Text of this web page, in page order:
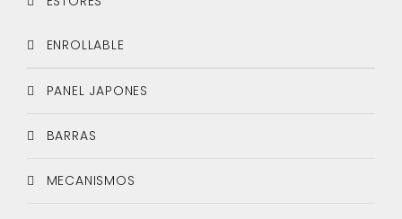
ENROLLABLE
PANEL JAPONES
BARRAS
MECANISMOS